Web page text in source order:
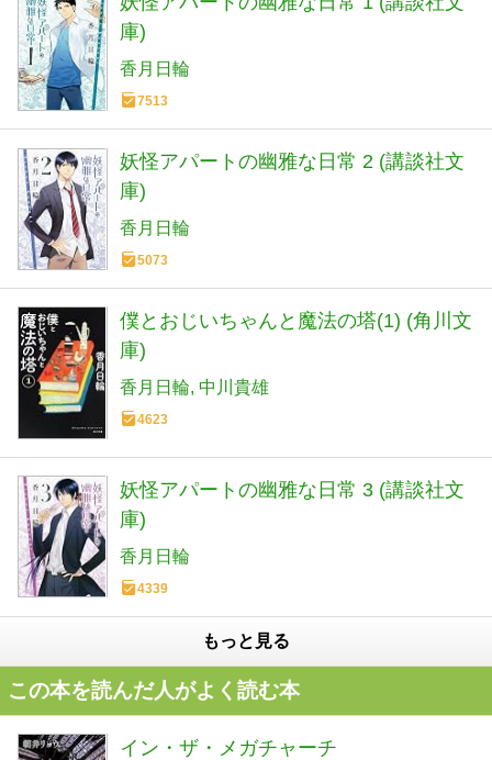
庫)
香月日輪
7513
妖怪アパートの幽雅な日常 2 (講談社文
庫)
香月日輪
5073
僕とおじいちゃんと魔法の塔(1) (角川文
庫)
香月日輪 中川貴雄
4623
妖怪アパートの幽雅な日常 3 (講談社文
庫)
香月日輪
4339
もっと見る
この本を読んだ人がよく読む本
イン・ザ・メガチャーチ